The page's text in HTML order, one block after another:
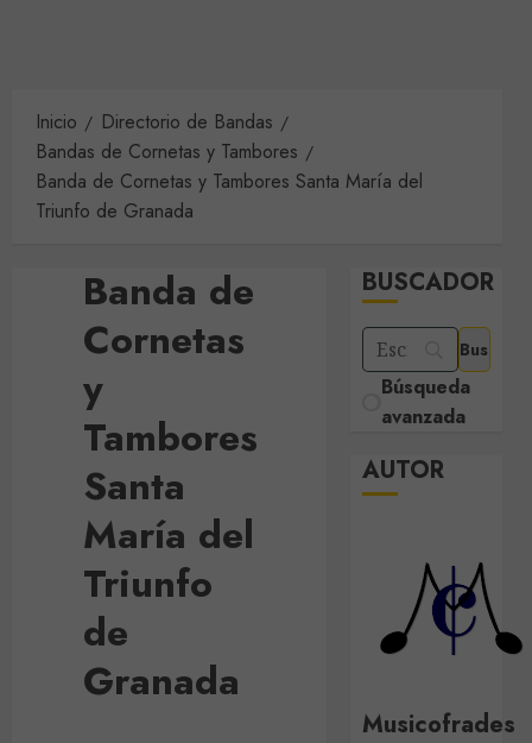
Inicio
Directorio de Bandas
Bandas de Cornetas y Tambores
Banda de Cornetas y Tambores Santa María del
Triunfo de Granada
Banda de
Cornetas
y
Tambores
Santa
María del
Triunfo
de
Granada
BUSCADOR
Búsqueda
avanzada
AUTOR
Musicofrades